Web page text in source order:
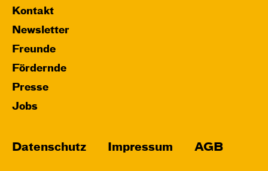
Kontakt
Newsletter
Freunde
Fördernde
Presse
Jobs
Datenschutz Impressum AGB